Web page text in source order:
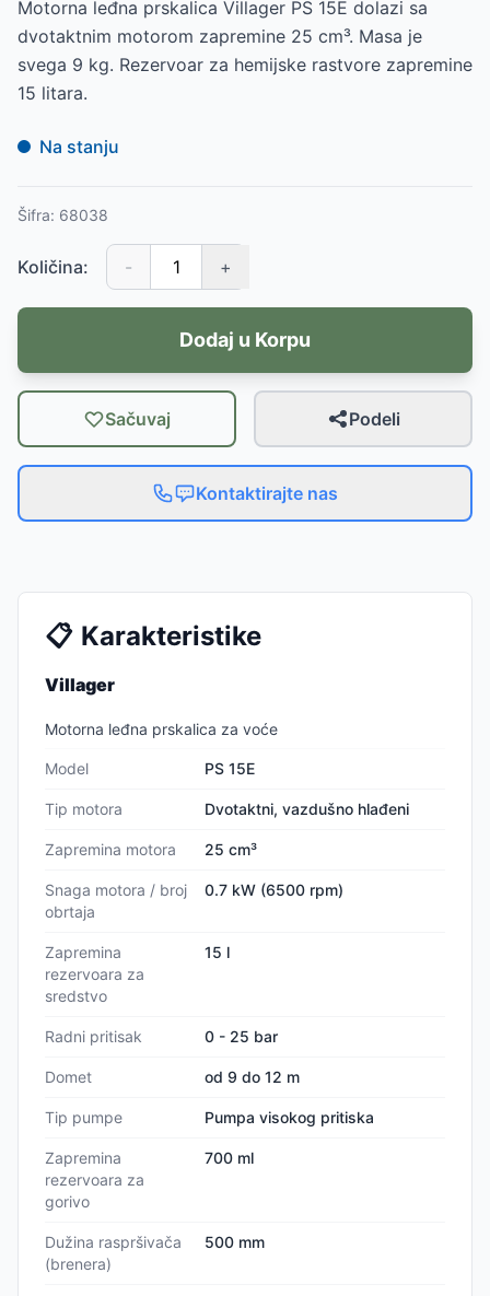
Motorna leđna prskalica Villager PS 15E dolazi sa
dvotaktnim motorom zapremine 25 cm³. Masa je
svega 9 kg. Rezervoar za hemijske rastvore zapremine
15 litara.
Na stanju
Šifra: 68038
Količina: - +
Dodaj u Korpu
Sačuvaj Podeli
Kontaktirajte nas
📋 Karakteristike
Villager
Motorna leđna prskalica za voće
Model PS 15E
Tip motora Dvotaktni, vazdušno hlađeni
Zapremina motora 25 cm³
Snaga motora / broj
obrtaja
0.7 kW (6500 rpm)
Zapremina
rezervoara za
sredstvo
15 l
Radni pritisak 0 - 25 bar
Domet od 9 do 12 m
Tip pumpe Pumpa visokog pritiska
Zapremina
rezervoara za
gorivo
700 ml
Dužina raspršivača
(brenera)
500 mm